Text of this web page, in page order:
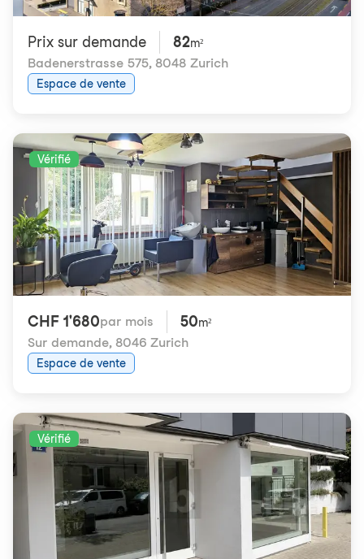
Prix ​​sur demande 82m²
Badenerstrasse 575, 8048 Zurich
Espace de vente
Vérifié
CHF 1'680par mois 50m²
Sur demande, 8046 Zurich
Espace de vente
Vérifié